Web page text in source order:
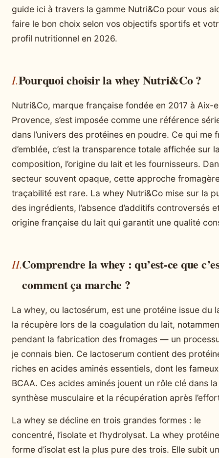
guide ici à travers la gamme Nutri&Co pour vous
faire le bon choix selon vos objectifs sportifs et
profil nutritionnel en 2026.
Pourquoi choisir la whey Nutri&Co ?
Nutri&Co, marque française fondée en 2017 à Aix-
Provence, s’est imposée comme une référence
dans l’univers des protéines en poudre. Ce qui me
d’emblée, c’est la transparence totale affichée sur
composition, l’origine du lait et les fournisseurs.
secteur souvent opaque, cette approche
traçabilité est rare. La whey Nutri&Co mise sur la
des ingrédients, l’absence d’additifs controversés
origine française du lait qui garantit une qualité
Comprendre la whey : qu’est-ce que
comment ça marche ?
La whey, ou lactosérum, est une protéine issue du
la récupère lors de la coagulation du lait,
pendant la fabrication des fromages — un
je connais bien. Ce lactoserum contient des
riches en acides aminés essentiels, dont les fameux
BCAA. Ces acides aminés jouent un rôle clé dans la
synthèse musculaire et la récupération après
La whey se décline en trois grandes formes : le
concentré, l’isolate et l’hydrolysat. La whey
forme d’isolat est la plus pure des trois. Elle subit un